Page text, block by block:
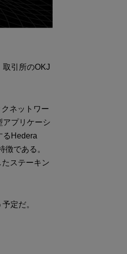
取引所のOKJ
ネットワー
アプリケーシ
るHedera
である。
ステーキン
定だ。